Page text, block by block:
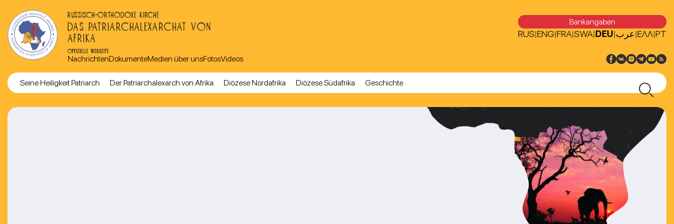
RUSSISCH-ORTHODOXE KIRCHE
DAS PATRIARCHALEXARCHAT VON
AFRIKA
OFFIZIELLE WEBSEITE
Bankangaben
RUS|ENG|FRA|SWA|DEU|عرب|ΕΛΛ|PT
NachrichtenDokumenteMedien über unsFotosVideos
Seine Heiligkeit Patriarch Der Patriarchalexarch von Afrika Diözese Nordafrika Diözese Südafrika Geschichte